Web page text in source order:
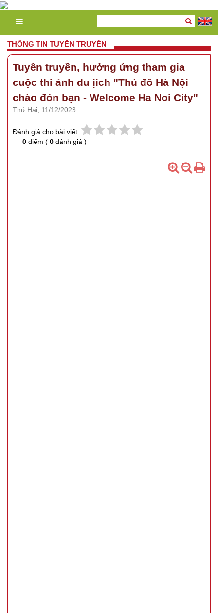
THÔNG TIN TUYÊN TRUYỀN
Tuyên truyền, hưởng ứng tham gia
cuộc thi ảnh du ịich "Thủ đô Hà Nội
chào đón bạn - Welcome Ha Noi City"
Thứ Hai, 11/12/2023
Đánh giá cho bài viết:
0 điểm ( 0 đánh giá )